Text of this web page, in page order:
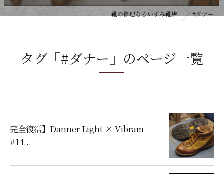
靴の修理ならいずみ靴店 #ダナー
タグ『#ダナー』のページ一覧
完全復活】Danner Light × Vibram
#14...